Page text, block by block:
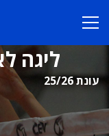
ליגה
עונת 25/26